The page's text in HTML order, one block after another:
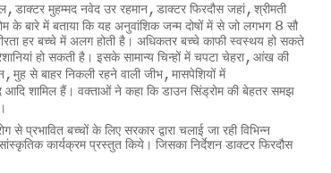
, डाक्टर मुहम्मद नवेद उर रहमान , डाक्टर फिरदौस जहां, श्रीमती
के बारे में बताया कि यह अनुवांशिक जन्म दोषों में से जो लगभग 8 सौ
हर बच्चे में अलग होती है। अधिकतर बच्चे काफी स्वस्थय हो सकते
हो सकती है। इसके सामान्य चिन्हों में चपटा चेहरा, आंख की
, मुह से बाहर निकली रहने वाली जीभ , मासपेशियों में
आदि शामिल हैं। वक्ताओं ने कहा कि डाउन सिंड्रोम की बेहतर समझ
बच्चों के लिए सरकार द्वारा चलाई जा रही विभिन्न
कार्यक्रम प्रस्तुत किये। जिसका निर्देशन डाक्टर फिरदौस